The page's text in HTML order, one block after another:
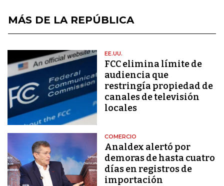
MÁS DE LA REPÚBLICA
EE.UU.
FCC elimina límite de
audiencia que
restringía propiedad de
canales de televisión
locales
COMERCIO
Analdex alertó por
demoras de hasta cuatro
días en registros de
importación